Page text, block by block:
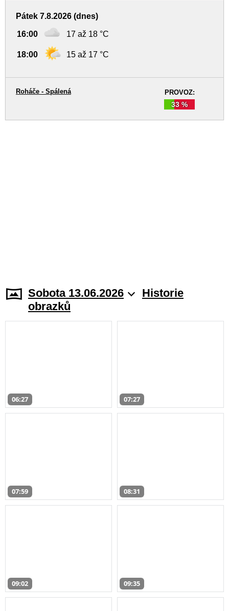
Pátek 7.8.2026 (dnes)
16:00 17 až 18 °C
18:00 15 až 17 °C
PROVOZ:
33 %
Roháče - Spálená
Sobota 13.06.2026
Historie
obrazků
06:27 07:27
07:59 08:31
09:02 09:35